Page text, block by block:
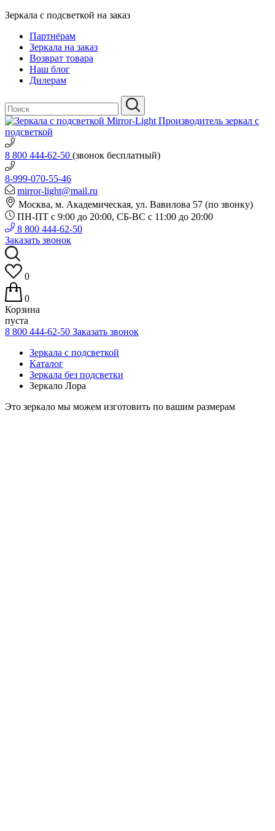
Зеркала с подсветкой на заказ
Партнёрам
Зеркала на заказ
Возврат товара
Наш блог
Дилерам
Производитель зеркал с
подсветкой
8 800 444-62-50 (звонок бесплатный)
8-999-070-55-46
mirror-light@mail.ru
Москва, м. Академическая, ул. Вавилова 57 (по звонку)
ПН-ПТ с 9:00 до 20:00, СБ-ВС с 11:00 до 20:00
8 800 444-62-50
Заказать звонок
0
0
Корзина
пуста
8 800 444-62-50 Заказать звонок
Зеркала с подсветкой
Каталог
Зеркала без подсветки
Зеркало Лора
Это зеркало мы можем изготовить по вашим размерам